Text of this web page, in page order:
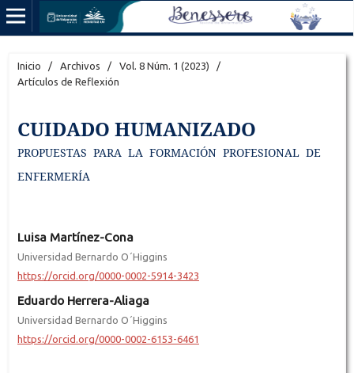
Inicio / Archivos / Vol. 8 Núm. 1 (2023)
/
Artículos de Reflexión
CUIDADO HUMANIZADO
PROPUESTAS PARA LA FORMACIÓN PROFESIONAL DE
ENFERMERÍA
Luisa Martínez-Cona
Universidad Bernardo O´Higgins
https://orcid.org/0000-0002-5914-3423
Eduardo Herrera-Aliaga
Universidad Bernardo O´Higgins
https://orcid.org/0000-0002-6153-6461